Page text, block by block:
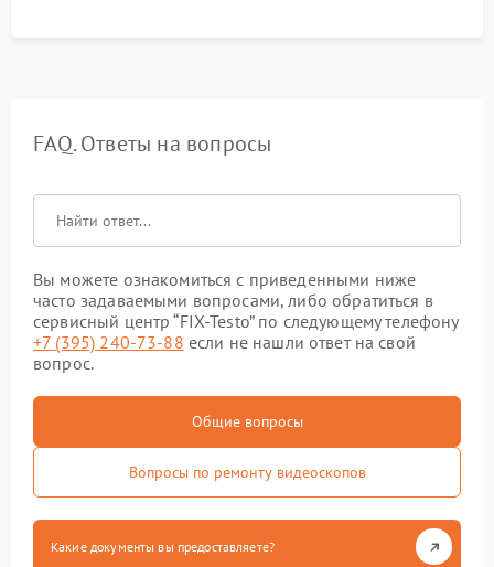
FAQ. Ответы на вопросы
Вы можете ознакомиться с приведенными ниже
часто задаваемыми вопросами, либо обратиться в
сервисный центр “FIX-Testo” по следующему телефону
+7 (395) 240-73-88 если не нашли ответ на свой
вопрос.
Общие вопросы
Вопросы по ремонту видеоскопов
Какие документы вы предоставляете?